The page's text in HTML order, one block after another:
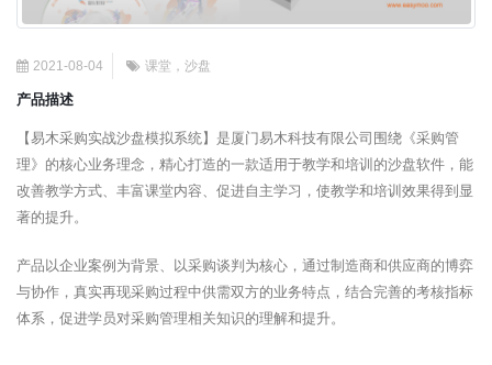
2021-08-04 课堂，沙盘
产品描述
【易木采购实战沙盘模拟系统】是厦门易木科技有限公司围绕《采购管
理》的核心业务理念，精心打造的一款适用于教学和培训的沙盘软件，能
改善教学方式、丰富课堂内容、促进自主学习，使教学和培训效果得到显
著的提升。
产品以企业案例为背景、以采购谈判为核心，通过制造商和供应商的博弈
与协作，真实再现采购过程中供需双方的业务特点，结合完善的考核指标
体系，促进学员对采购管理相关知识的理解和提升。